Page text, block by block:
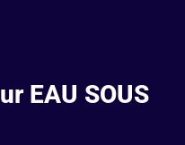
EAU SOUS